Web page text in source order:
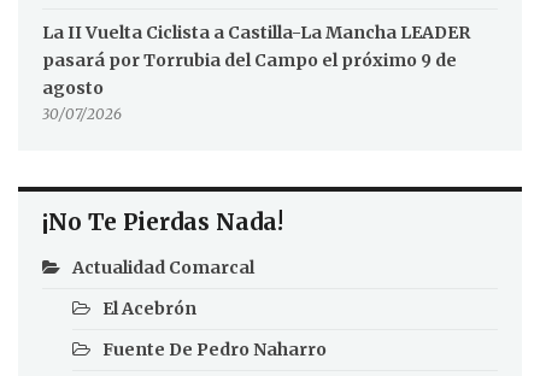
La II Vuelta Ciclista a Castilla-La Mancha LEADER
pasará por Torrubia del Campo el próximo 9 de
agosto
30/07/2026
¡No Te Pierdas Nada!
Actualidad Comarcal
El Acebrón
Fuente De Pedro Naharro